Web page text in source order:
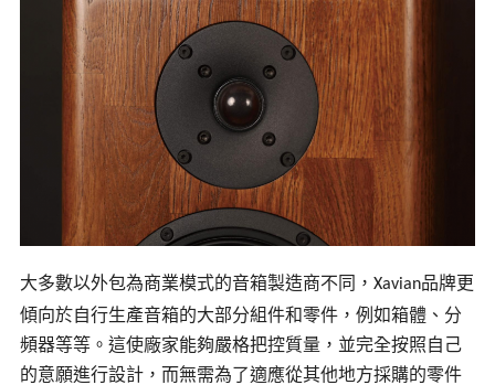
大多數以外包為商業模式的音箱製造商不同， Xavian品牌更
傾向於自行生產音箱的大部分組件和零件，例如箱體、分
頻器等等。這使廠家能夠嚴格把控質量，並完全按照自己
的意願進行設計，而無需為了適應從其他地方採購的零件